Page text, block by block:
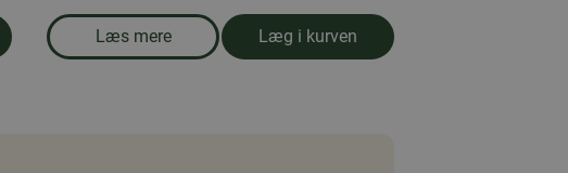
Læs mere
om produkten Førstehjælpstaske, medium
Læg i kurven